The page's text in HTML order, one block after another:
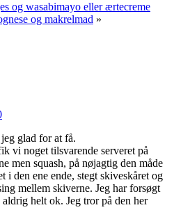
og wasabimayo eller ærtecreme
og makrelmad »
glad for at få.
vi noget tilsvarende serveret på
men squash, på nøjagtig den måde
i den ene ende, stegt skiveskåret og
mellem skiverne. Jeg har forsøgt
helt ok. Jeg tror på den her